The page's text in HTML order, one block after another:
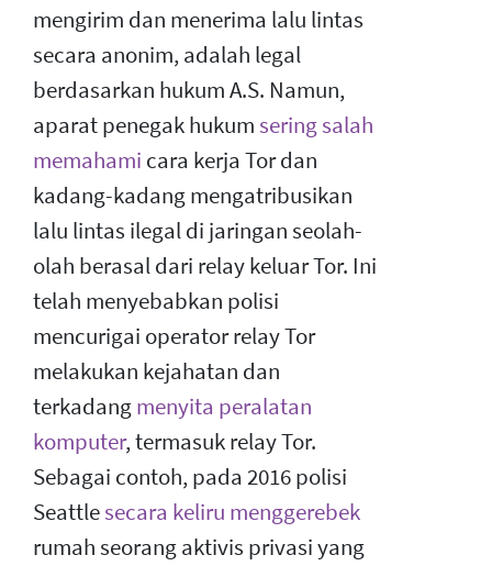
mengirim dan menerima lalu lintas
secara anonim, adalah legal
berdasarkan hukum A.S. Namun,
aparat penegak hukumsering salah
memahami cara kerja Tor dan
kadang-kadang mengatribusikan
lalu lintas ilegal di jaringan seolah-
olah berasal dari relay keluar Tor. Ini
telah menyebabkan polisi
mencurigai operator relay Tor
melakukan kejahatan dan
terkadangmenyita peralatan
komputer, termasuk relay Tor.
Sebagai contoh, pada 2016 polisi
Seattlesecara keliru menggerebek
rumah seorang aktivis privasi yang